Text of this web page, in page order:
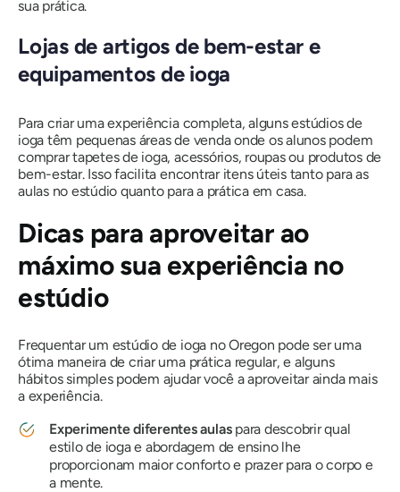
sua prática.
Lojas de artigos de bem-estar e
equipamentos de ioga
Para criar uma experiência completa, alguns estúdios de
ioga têm pequenas áreas de venda onde os alunos podem
comprar tapetes de ioga, acessórios, roupas ou produtos de
bem-estar. Isso facilita encontrar itens úteis tanto para as
aulas no estúdio quanto para a prática em casa.
Dicas para aproveitar ao
máximo sua experiência no
estúdio
Frequentar um estúdio de ioga no Oregon pode ser uma
ótima maneira de criar uma prática regular, e alguns
hábitos simples podem ajudar você a aproveitar ainda mais
a experiência.
Experimente diferentes aulaspara descobrir qual
estilo de ioga e abordagem de ensino lhe
proporcionam maior conforto e prazer para o corpo e
a mente.